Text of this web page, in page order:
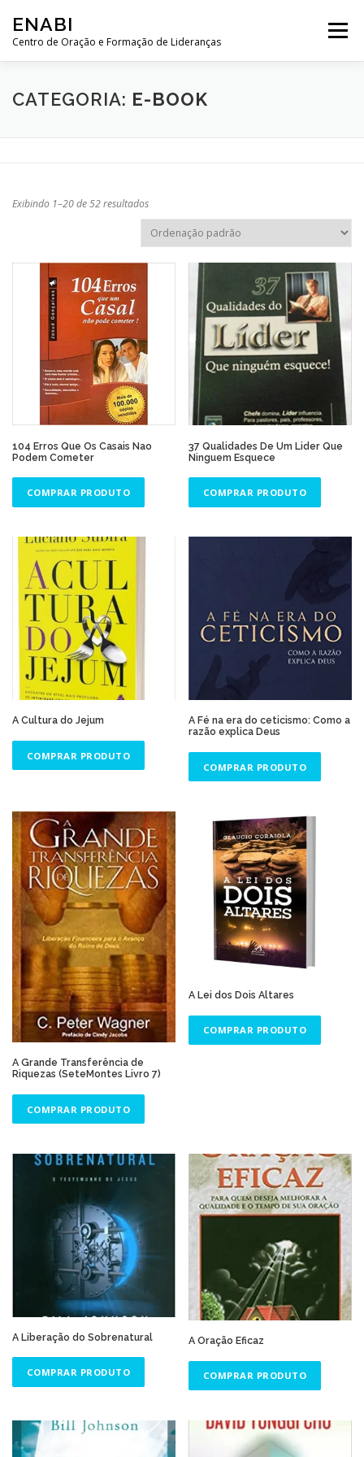
paraENABI
Centro de Oração e Formação de Lideranças
Menu
HISTÓRIA SOBRE NÓS CONTRIBUA
CATEGORIA: E-BOOK
Exibindo 1–20 de 52 resultados
104 Erros Que Os Casais Nao
Podem Cometer
COMPRAR PRODUTO
37 Qualidades De Um Lider Que
Ninguem Esquece
COMPRAR PRODUTO
A Cultura do Jejum
COMPRAR PRODUTO
A Fé na era do ceticismo: Como a
razão explica Deus
COMPRAR PRODUTO
A Grande Transferência de
Riquezas (SeteMontes Livro 7)
COMPRAR PRODUTO
A Lei dos Dois Altares
COMPRAR PRODUTO
A Liberação do Sobrenatural
COMPRAR PRODUTO
A Oração Eficaz
COMPRAR PRODUTO